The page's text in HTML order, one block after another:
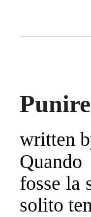
written
fosse la
solito